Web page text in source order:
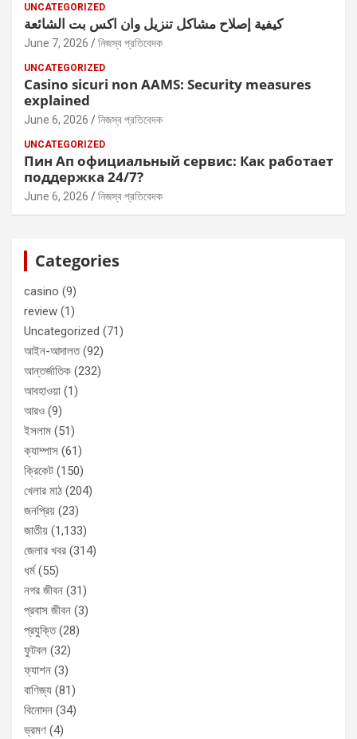
UNCATEGORIZED
كيفية إصلاح مشاكل تنزيل وان اكس بت الشائعة
June 7, 2026 নিজস্ব প্রতিবেদক
UNCATEGORIZED
Casino sicuri non AAMS: Security measures
explained
June 6, 2026 নিজস্ব প্রতিবেদক
UNCATEGORIZED
Пин Ап официальный сервис: Как работает
поддержка 24/7?
June 6, 2026 নিজস্ব প্রতিবেদক
Categories
casino (9)
review (1)
Uncategorized (71)
আইন-আদালত(92)
আন্তর্জাতিক (232)
আবহাওয়া (1)
আরও (9)
ইসলাম (51)
ক্যাম্পাস (61)
ক্রিকেট (150)
খেলার মাঠ (204)
জনপ্রিয় (23)
জাতীয় (1,133)
জেলার খবর (314)
ধর্ম(55)
নগর জীবন (31)
প্রবাস জীবন (3)
প্রযুক্তি(28)
ফুটবল (32)
ফ্যাশন (3)
বাণিজ্য (81)
বিনোদন (34)
ভ্রমণ (4)